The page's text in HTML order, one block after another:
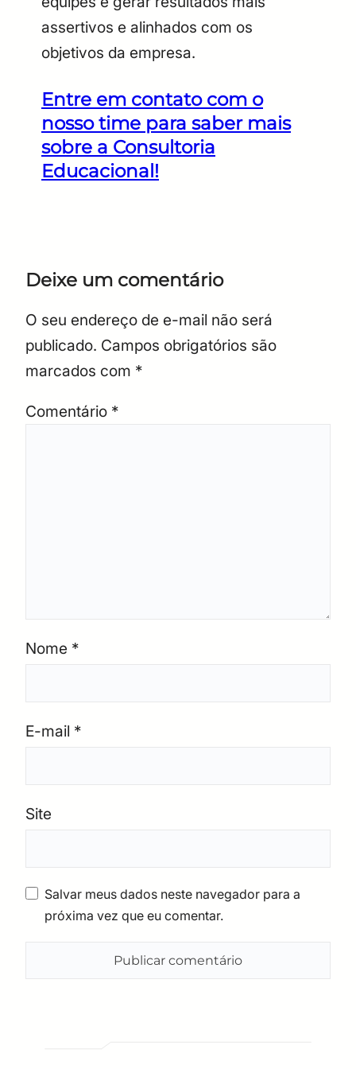
assertivos e alinhados com os
objetivos da empresa.
Entre em contato com o
nosso time para saber mais
sobre a Consultoria
Educacional!
Deixe um comentário
O seu endereço de e-mail não será
publicado. Campos obrigatórios são
marcados com *
Comentário *
Nome *
E-mail *
Site
Salvar meus dados neste navegador para a
próxima vez que eu comentar.